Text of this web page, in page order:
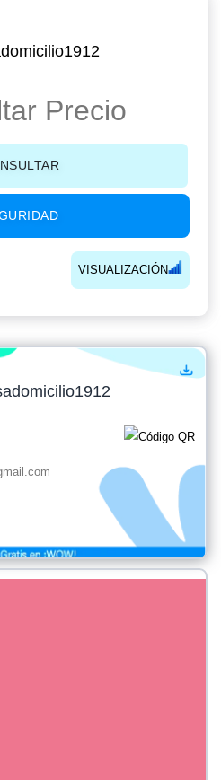
Precio
VISUALIZACIÓN